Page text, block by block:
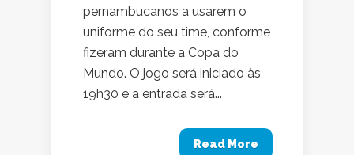
pernambucanos a usarem o
uniforme do seu time, conforme
fizeram durante a Copa do
Mundo. O jogo será iniciado às
19h30 e a entrada será...
Read More